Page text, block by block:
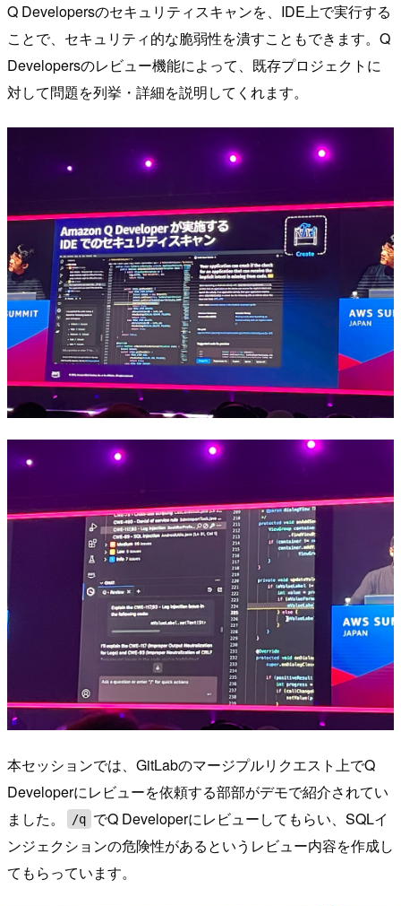
Q Developersのセキュリティスキャンを、IDE上で実行する
ことで、セキュリティ的な脆弱性を潰すこともできます。Q
Developersのレビュー機能によって、既存プロジェクトに
対して問題を列挙・詳細を説明してくれます。
本セッションでは、GitLabのマージプルリクエスト上でQ
Developerにレビューを依頼する部部がデモで紹介されてい
ました。
/q でQ Developerにレビューしてもらい、SQLイ
ンジェクションの危険性があるというレビュー内容を作成し
てもらっています。